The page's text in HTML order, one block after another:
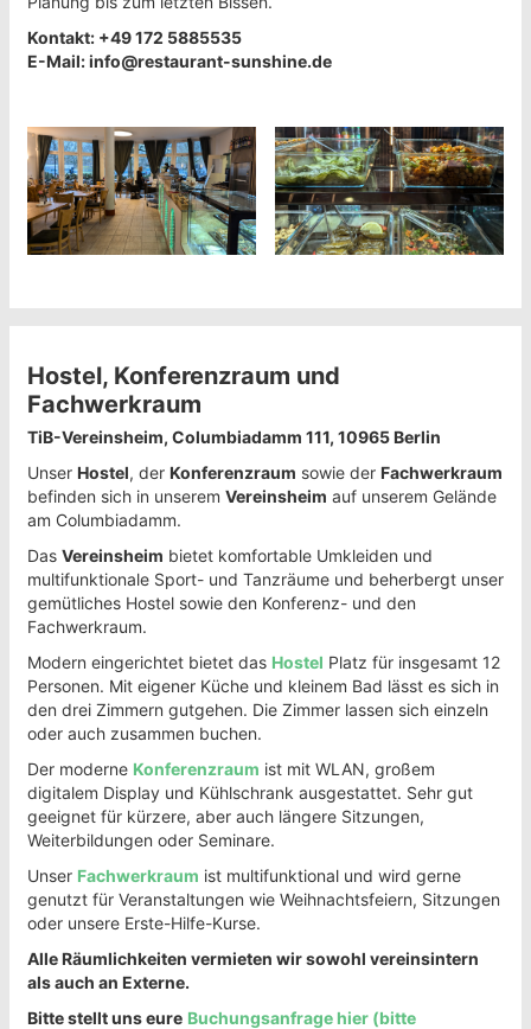
Kontakt: +49 172 5885535
E-Mail: info@restaurant-sunshine.de
Hostel, Konferenzraum und
Fachwerkraum
TiB-Vereinsheim, Columbiadamm 111, 10965 Berlin
Unser Hostel, der Konferenzraum sowie der Fachwerkraum
befinden sich in unserem Vereinsheim auf unserem Gelände
am Columbiadamm.
Das Vereinsheim bietet komfortable Umkleiden und
multifunktionale Sport- und Tanzräume und beherbergt unser
gemütliches Hostel sowie den Konferenz- und den
Fachwerkraum.
Modern eingerichtet bietet das Hostel Platz für insgesamt 12
Personen. Mit eigener Küche und kleinem Bad lässt es sich in
den drei Zimmern gutgehen. Die Zimmer lassen sich einzeln
oder auch zusammen buchen.
Der moderne Konferenzraum ist mit WLAN, großem
digitalem Display und Kühlschrank ausgestattet. Sehr gut
geeignet für kürzere, aber auch längere Sitzungen,
Weiterbildungen oder Seminare.
Unser Fachwerkraum ist multifunktional und wird gerne
genutzt für Veranstaltungen wie Weihnachtsfeiern, Sitzungen
oder unsere Erste-Hilfe-Kurse.
Alle Räumlichkeiten vermieten wir sowohl vereinsintern
als auch an Externe.
Bitte stellt uns eure Buchungsanfrage hier (bitte